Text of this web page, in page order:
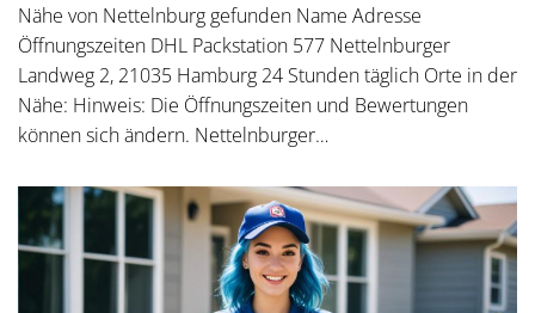
Nähe von Nettelnburg gefunden Name Adresse
Öffnungszeiten DHL Packstation 577 Nettelnburger
Landweg 2, 21035 Hamburg 24 Stunden täglich Orte in der
Nähe: Hinweis: Die Öffnungszeiten und Bewertungen
können sich ändern. Nettelnburger…